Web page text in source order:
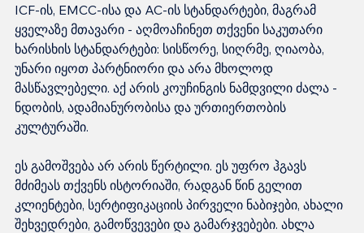
ICF-ის, EMCC-ისა და AC-ის სტანდარტები, მაგრამ
ყველაზე მთავარი - აღმოაჩინეთ თქვენი საკუთარი
ხარისხის სტანდარტები: სისწორე, სიღრმე, ღიაობა,
უნარი იყოთ პარტნიორი და არა მხოლოდ
მასწავლებელი. აქ არის კოუჩინგის ნამდვილი ძალა -
ნდობის, ადამიანურობისა და ურთიერთობის
კულტურაში.
ეს გამოშვება არ არის წერტილი. ეს უფრო ჰგავს
მძიმეას თქვენს ისტორიაში, რადგან წინ გელით
კლიენტები, სერტიფიკაციის პირველი ნაბიჯები, ახალი
შეხვედრები, გამოწვევები და გამარჯვებები. ახლა